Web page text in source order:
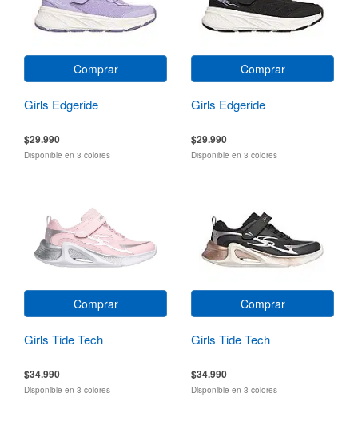
Comprar
Girls Edgeride
$29.990
Disponible en 3 colores
Comprar
Girls Edgeride
$29.990
Disponible en 3 colores
Comprar
Girls Tide Tech
$34.990
Disponible en 3 colores
Comprar
Girls Tide Tech
$34.990
Disponible en 3 colores